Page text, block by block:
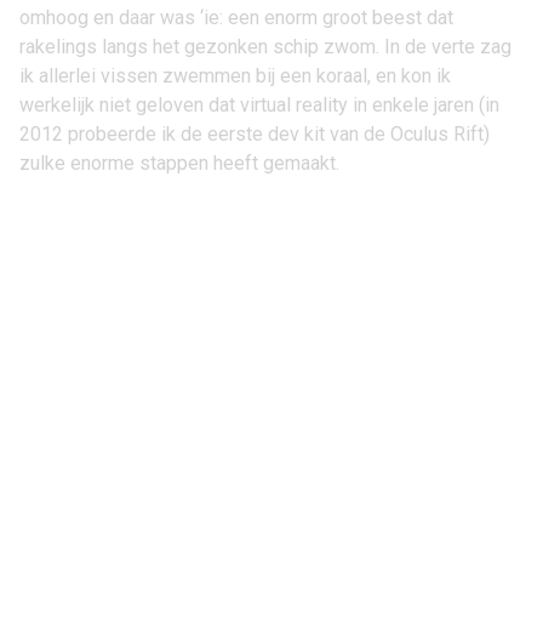
omhoog en daar was ‘ie: een enorm groot beest dat
rakelings langs het gezonken schip zwom. In de verte zag
ik allerlei vissen zwemmen bij een koraal, en kon ik
werkelijk niet geloven dat virtual reality in enkele jaren (in
2012 probeerde ik de eerste dev kit van de Oculus Rift)
zulke enorme stappen heeft gemaakt.